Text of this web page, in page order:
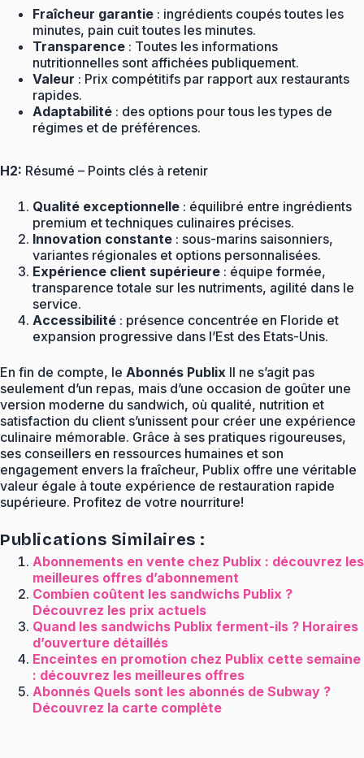
Fraîcheur garantie : ingrédients coupés toutes les
minutes, pain cuit toutes les minutes.
Transparence : Toutes les informations
nutritionnelles sont affichées publiquement.
Valeur : Prix compétitifs par rapport aux restaurants
rapides.
Adaptabilité : des options pour tous les types de
régimes et de préférences.
H2: Résumé – Points clés à retenir
Qualité exceptionnelle : équilibré entre ingrédients
premium et techniques culinaires précises.
Innovation constante : sous-marins saisonniers,
variantes régionales et options personnalisées.
Expérience client supérieure : équipe formée,
transparence totale sur les nutriments, agilité dans le
service.
Accessibilité : présence concentrée en Floride et
expansion progressive dans l’Est des Etats-Unis.
En fin de compte, le Abonnés Publix Il ne s’agit pas
seulement d’un repas, mais d’une occasion de goûter une
version moderne du sandwich, où qualité, nutrition et
satisfaction du client s’unissent pour créer une expérience
culinaire mémorable. Grâce à ses pratiques rigoureuses,
ses conseillers en ressources humaines et son
engagement envers la fraîcheur, Publix offre une véritable
valeur égale à toute expérience de restauration rapide
supérieure. Profitez de votre nourriture!
Publications Similaires :
Abonnements en vente chez Publix : découvrez les
meilleures offres d’abonnement
Combien coûtent les sandwichs Publix ?
Découvrez les prix actuels
Quand les sandwichs Publix ferment-ils ? Horaires
d’ouverture détaillés
Enceintes en promotion chez Publix cette semaine
: découvrez les meilleures offres
Abonnés Quels sont les abonnés de Subway ?
Découvrez la carte complète